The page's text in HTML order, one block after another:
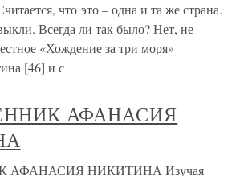
что это – одна и та же страна.
Всегда ли так было? Нет, не
«Хождение за три моря»
[46] и с
АФАНАСИЯ
АФАНАСИЯ НИКИТИНА Изучая